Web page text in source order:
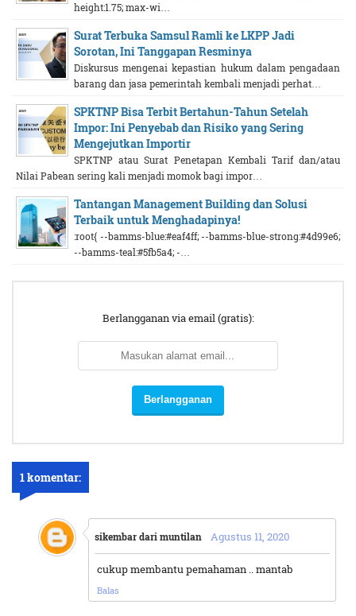
height:1.75; max-wi…
Surat Terbuka Samsul Ramli ke LKPP Jadi
Sorotan, Ini Tanggapan Resminya
Diskursus mengenai kepastian hukum dalam pengadaan
barang dan jasa pemerintah kembali menjadi perhat…
SPKTNP Bisa Terbit Bertahun-Tahun Setelah
Impor: Ini Penyebab dan Risiko yang Sering
Mengejutkan Importir
SPKTNP atau Surat Penetapan Kembali Tarif dan/atau
Nilai Pabean sering kali menjadi momok bagi impor…
Tantangan Management Building dan Solusi
Terbaik untuk Menghadapinya!
:root{ --bamms-blue:#eaf4ff; --bamms-blue-strong:#4d99e6;
--bamms-teal:#5fb5a4; -…
Berlangganan via email (gratis):
1 komentar:
sikembar dari muntilan Agustus 11, 2020
cukup membantu pemahaman .. mantab
Balas